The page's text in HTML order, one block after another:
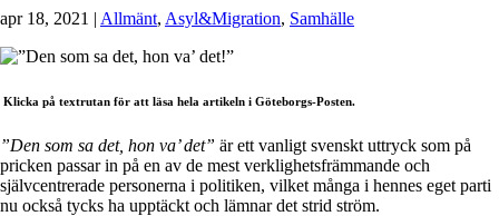
apr 18, 2021 | Allmänt, Asyl&Migration, Samhälle
Klicka på textrutan för att läsa hela artikeln i Göteborgs-Posten.
”Den som sa det, hon va’ det” är ett vanligt svenskt uttryck som på
pricken passar in på en av de mest verklighetsfrämmande och
självcentrerade personerna i politiken, vilket många i hennes eget parti
nu också tycks ha upptäckt och lämnar det strid ström.